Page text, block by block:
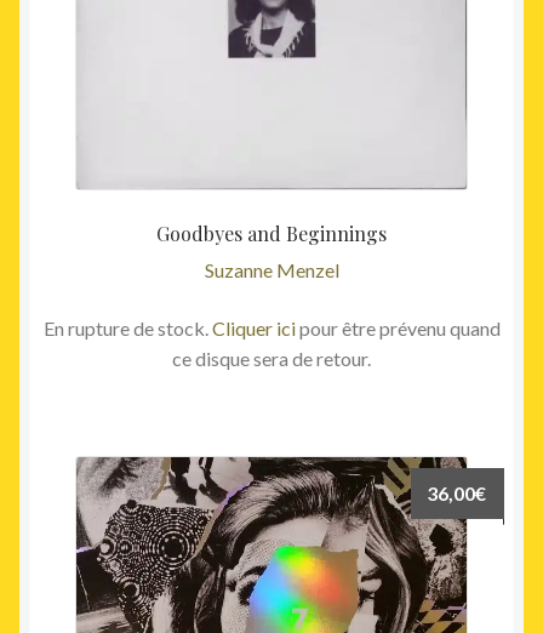
Goodbyes and Beginnings
Suzanne Menzel
En rupture de stock.Cliquer icipour être prévenu quand
ce disque sera de retour.
36,00€